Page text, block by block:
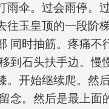
雨伞。过会雨停。
玉皇顶的一段阶
同时抽筋。疼痛不
到石头扶手边。慢
。开始继续爬。然
念。然后是最上面